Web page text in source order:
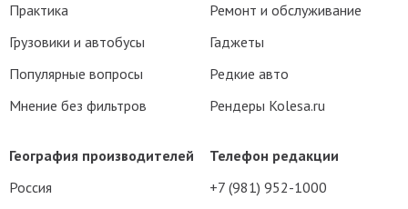
Телефон редакции
+7 (981) 952-1000
Практика
Грузовики и автобусы
Популярные вопросы
Мнение без фильтров
Ремонт и обслуживание
Гаджеты
Редкие авто
Рендеры Kolesa.ru
География производителей
Россия